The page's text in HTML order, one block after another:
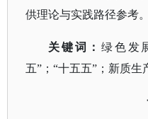
供理论与实践路径参考。
关键词 ：绿色发
五”；“十五五”；新质生